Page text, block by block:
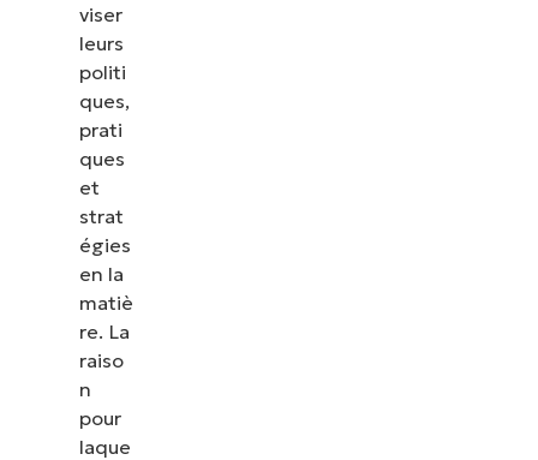
viser
leurs
politi
ques,
prati
ques
et
strat
égies
en la
matiè
re. La
raiso
n
pour
laque